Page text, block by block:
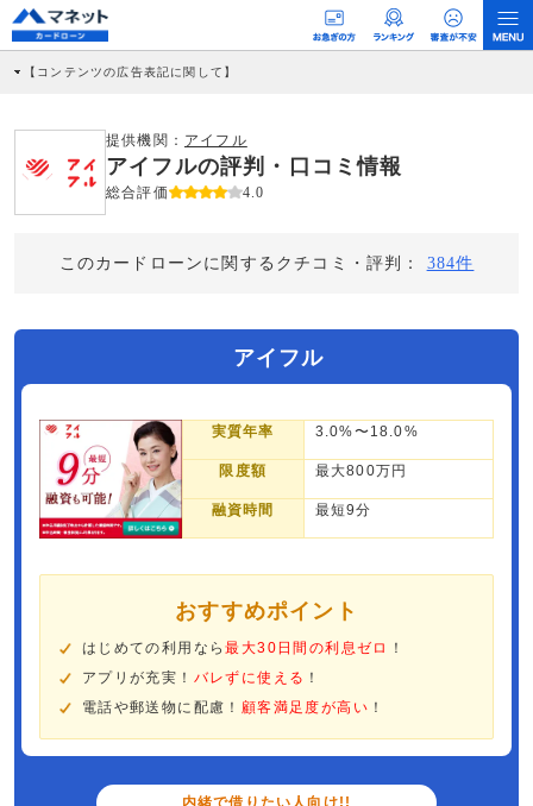
【コンテンツの広告表記に関して】
社に対して企業から紹介報酬が支払われるという収益モデルです。 ただし、特定の
商品を根拠なくPRするものではなく、当編集部の調査／ユーザーへの口コミ収集な
どに基づき、公平性を担保した情報提供を行っています。
>提携企業一覧
提供機関： アイフル
アイフルの評判・口コミ情報
総合評価 4.0
このカードローンに関するクチコミ・評判： 384件
アイフル
実質年率 3.0%〜18.0%
限度額 最大800万円
融資時間 最短9分
おすすめポイント
はじめての利用なら最大30日間の利息ゼロ
！
アプリが充実！ バレずに使える ！
電話や郵送物に配慮！ 顧客満足度が高い ！
内緒で借りたい人向け!!